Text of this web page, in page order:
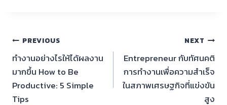
PREVIOUS
ทำงานอย่างไรให้ได้ผลงาน
มากขึ้น How to Be
Productive: 5 Simple
Tips
NEXT
Entrepreneur กับทัศนคติ
การทำงานเพื่อความสำเร็จ
ในสภาพเศรษฐกิจที่แข่งขัน
สูง